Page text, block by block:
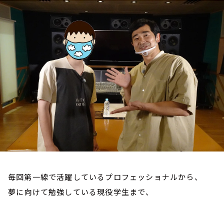
お知らせ
イベント・グッズ
YouTube
会社情報
毎回第一線で活躍しているプロフェッショナルから、
夢に向けて勉強している現役学生まで、